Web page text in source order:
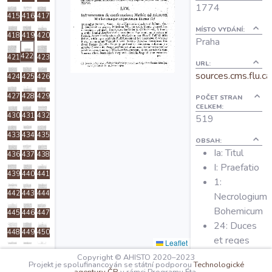
O projektu
Autoři
Nápověda
415 416 417
418 419 420
421422 423
424 425 426
427 428 429
430 431 432
433 434 435
436 437 438
439 440 441
442 443 444
445 446 447
448 449 450
451 452 453
Leaflet
1774
MÍSTO VYDÁNÍ:
Praha
URL:
POČET STRAN
CELKEM:
519
OBSAH:
Ia: Titul
I: Praefatio
1:
Necrologium
Bohemicum
24: Duces
et reges
Copyright © AHISTO 2020–2023
Projekt je spolufinancován se státní podporouTechnologické